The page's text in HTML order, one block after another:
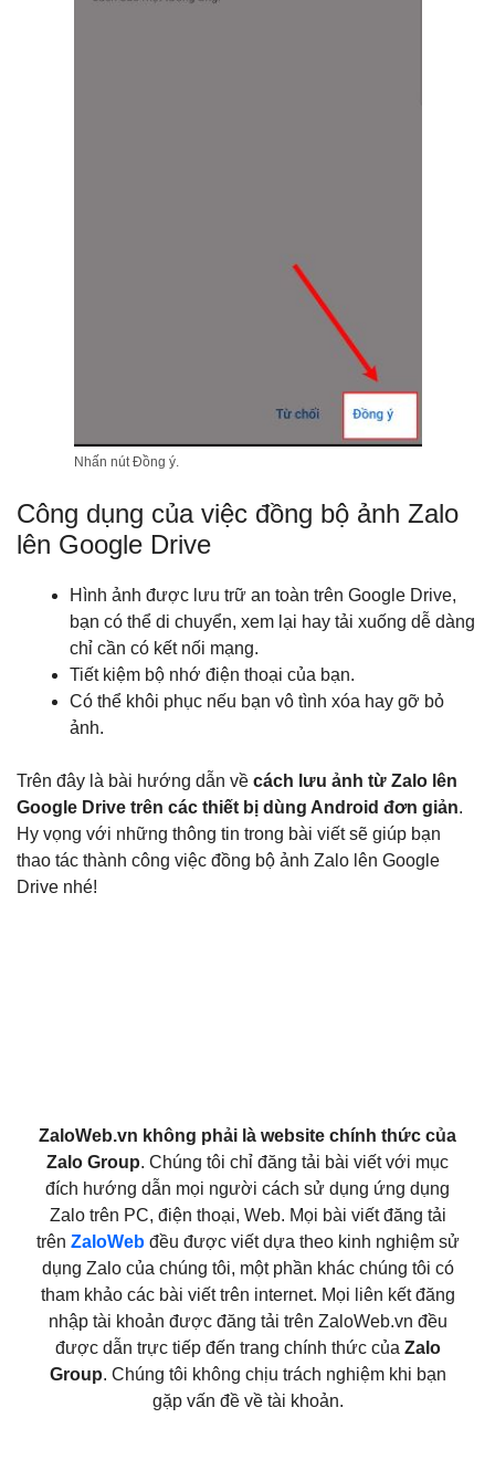
Nhấn nút Đồng ý.
Công dụng của việc đồng bộ ảnh Zalo
lên Google Drive
Hình ảnh được lưu trữ an toàn trên Google Drive,
bạn có thể di chuyển, xem lại hay tải xuống dễ dàng
chỉ cần có kết nối mạng.
Tiết kiệm bộ nhớ điện thoại của bạn.
Có thể khôi phục nếu bạn vô tình xóa hay gỡ bỏ
ảnh.
Trên đây là bài hướng dẫn về cách lưu ảnh từ Zalo lên
Google Drive trên các thiết bị dùng Android đơn giản.
Hy vọng với những thông tin trong bài viết sẽ giúp bạn
thao tác thành công việc đồng bộ ảnh Zalo lên Google
Drive nhé!
ZaloWeb.vn không phải là website chính thức của
Zalo Group. Chúng tôi chỉ đăng tải bài viết với mục
đích hướng dẫn mọi người cách sử dụng ứng dụng
Zalo trên PC, điện thoại, Web. Mọi bài viết đăng tải
trên ZaloWebđều được viết dựa theo kinh nghiệm sử
dụng Zalo của chúng tôi, một phần khác chúng tôi có
tham khảo các bài viết trên internet. Mọi liên kết đăng
nhập tài khoản được đăng tải trên ZaloWeb.vn đều
được dẫn trực tiếp đến trang chính thức của Zalo
Group. Chúng tôi không chịu trách nghiệm khi bạn
gặp vấn đề về tài khoản.